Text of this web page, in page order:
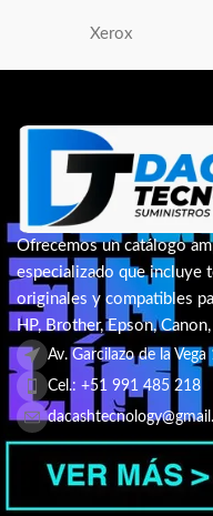
Xerox
Ofrecemos un catálogo
especializado que incluye
originales y compatibles
HP, Brother, Epson,
Av. Garcilazo de la
Cel.: +51 991 485 218